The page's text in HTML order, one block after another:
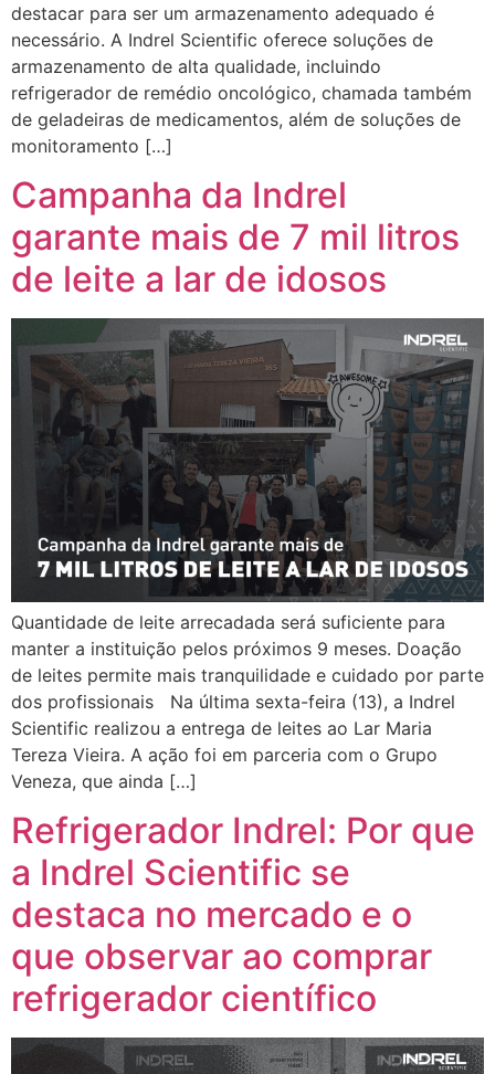
destacar para ser um armazenamento adequado é
necessário. A Indrel Scientific oferece soluções de
armazenamento de alta qualidade, incluindo
refrigerador de remédio oncológico, chamada também
de geladeiras de medicamentos, além de soluções de
monitoramento […]
Campanha da Indrel
garante mais de 7 mil litros
de leite a lar de idosos
Quantidade de leite arrecadada será suficiente para
manter a instituição pelos próximos 9 meses. Doação
de leites permite mais tranquilidade e cuidado por parte
dos profissionais Na última sexta-feira (13), a Indrel
Scientific realizou a entrega de leites ao Lar Maria
Tereza Vieira. A ação foi em parceria com o Grupo
Veneza, que ainda […]
Refrigerador Indrel: Por que
a Indrel Scientific se
destaca no mercado e o
que observar ao comprar
refrigerador científico